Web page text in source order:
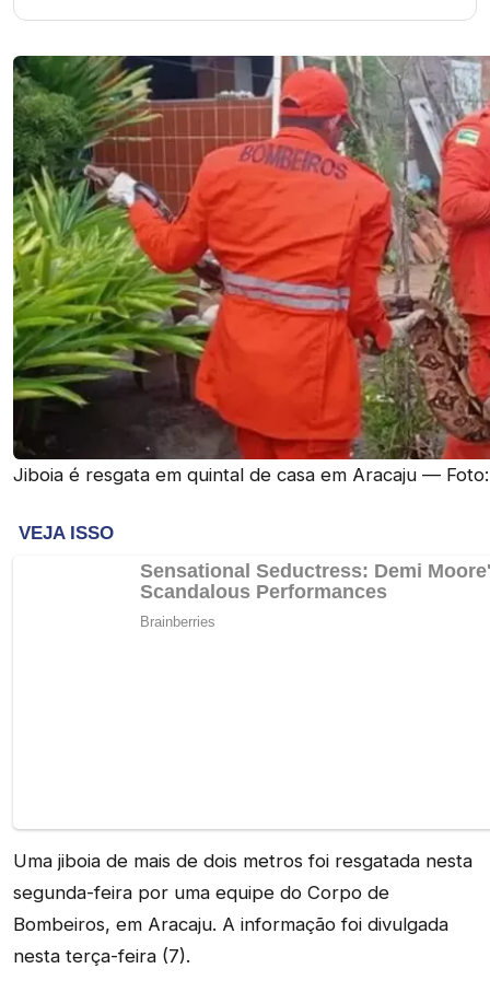
Jiboia é resgata em quintal de casa em Aracaju —
Uma jiboia de mais de dois metros foi resgatada nesta
segunda-feira por uma equipe do Corpo de
Bombeiros, em Aracaju. A informação foi divulgada
nesta terça-feira (7).